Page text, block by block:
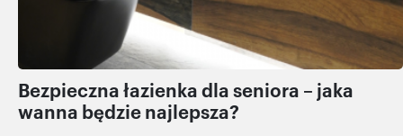
Bezpieczna łazienka dla seniora – jaka
wanna będzie najlepsza?